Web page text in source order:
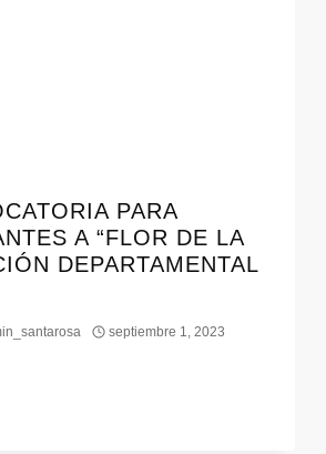
PARA
A “FLOR DE LA
DEPARTAMENTAL
septiembre 1, 2023